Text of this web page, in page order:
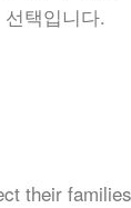
택입니다.
their